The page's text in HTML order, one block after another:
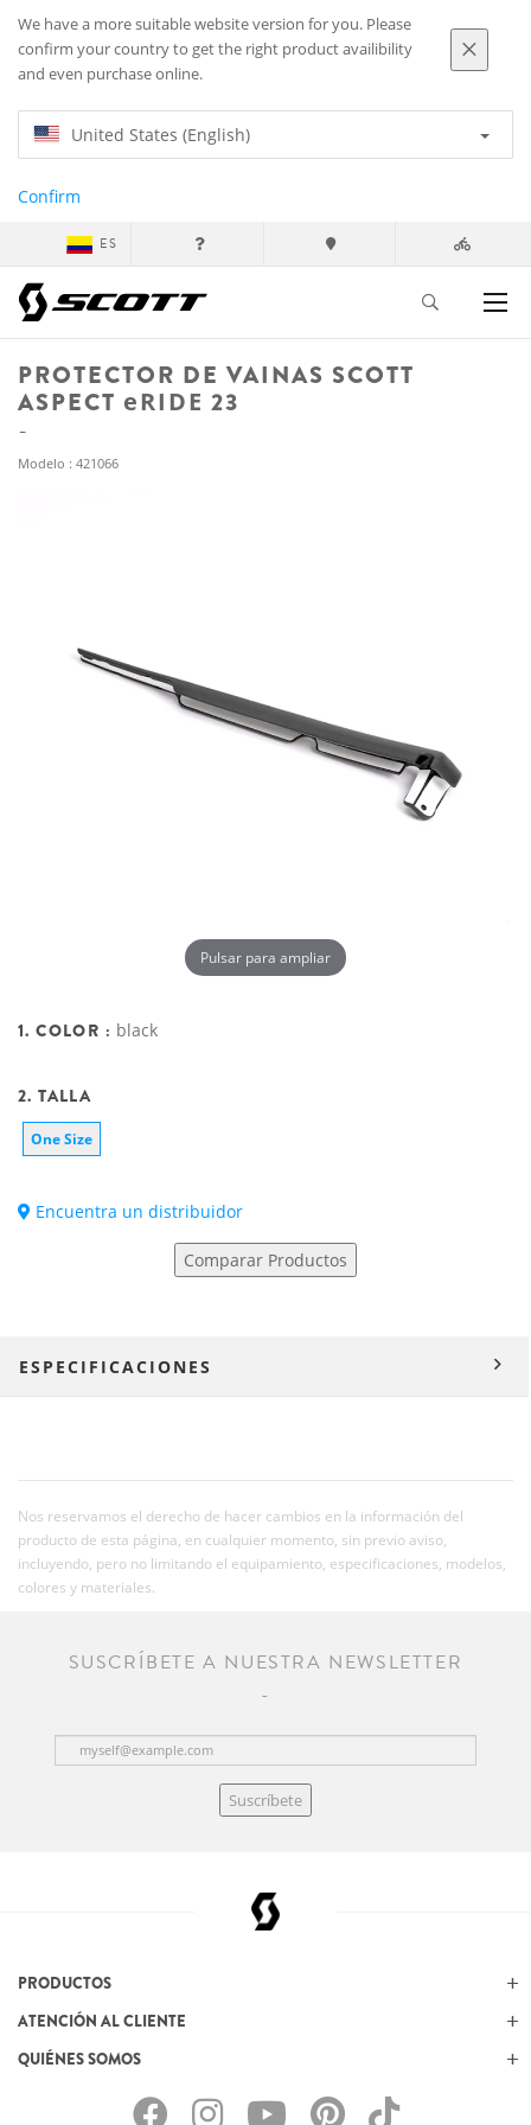
We have a more suitable website version for you. Please
confirm your country to get the right product availibility
and even purchase online.
United States (English)
Confirm
ES
PROTECTOR DE VAINAS SCOTT
ASPECT eRIDE 23
Modelo : 421066
Pulsar para ampliar
1. COLOR : black
2. TALLA
One Size
Encuentra un distribuidor
Comparar Productos
ESPECIFICACIONES
Nos reservamos el derecho de hacer cambios en la información del
producto de esta página, en cualquier momento, sin previo aviso,
incluyendo, pero no limitando el equipamiento, especificaciones, modelos,
colores y materiales.
SUSCRÍBETE A NUESTRA NEWSLETTER
Suscríbete
PRODUCTOS
ATENCIÓN AL CLIENTE
QUIÉNES SOMOS